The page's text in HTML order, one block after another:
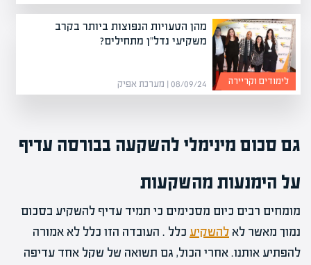
מהן הטעויות הנפוצות ביותר בקרב
משקיעי נדל"ן מתחילים?
08/09/24 | מערכת אפיק לימודים וקריירה
גם סכום מינימלי להשקעה בבורסה עדיף
על הימנעות מהשקעות
מומחים רבים כיום מסכימים כי תמיד עדיף להשקיע בסכום
נמוך מאשר לאלהשקיע כלל . העובדה הזו כלל לא אמורה
להפתיע אותנו. אחרי הכול, גם תשואה של שקל אחד עדיפה